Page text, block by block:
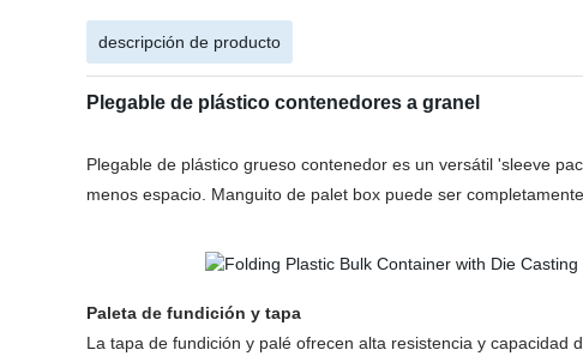
descripción de producto
Plegable de plástico contenedores a granel
Plegable de plástico grueso contenedor es un versátil 'sleeve
menos espacio. Manguito de palet box puede ser
Paleta de fundición y tapa
La tapa de fundición y palé ofrecen alta resistencia y